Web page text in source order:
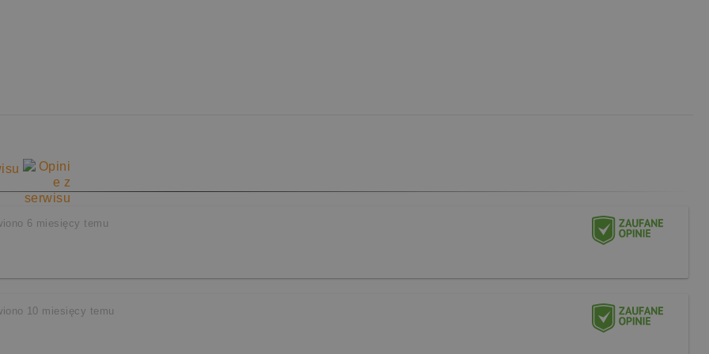
nasz wyspecjalizowany pracownik przed wysyłką towaru wykona BEZPŁATNY
u Nas zyskujesz pewność, że towar dotrze do Ciebie gotowy do pracy.
Więcej, Jeszcze Lepiej!
6 miesięcy temu
10 miesięcy temu